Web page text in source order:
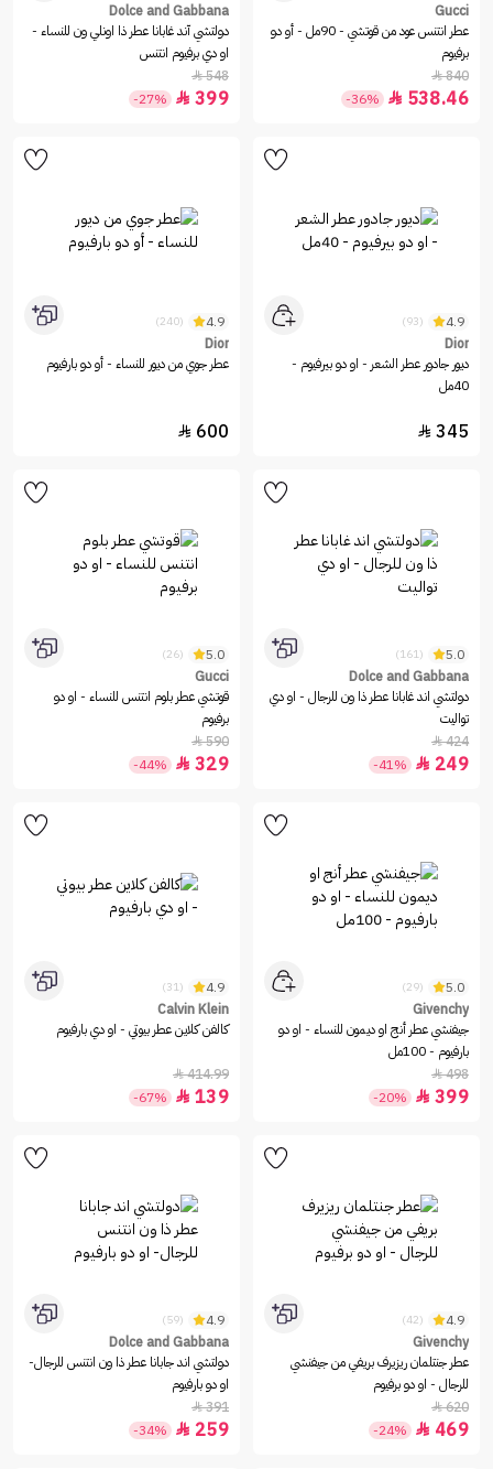
Gucci
عطر انتنس عود من قوتشي - 90مل - أو دو
برفيوم
840

538.46

-36%
Dolce and Gabbana
دولتشي آند غابانا عطر ذا اونلي ون للنساء -
او دي برفيوم انتنس
548

399

-27%
4.9
(93)
Dior
ديور جادور عطر الشعر - او دو بيرفيوم -
40مل
345

4.9
(240)
Dior
عطر جوي من ديور للنساء - أو دو بارفيوم
600

5.0
(161)
Dolce and Gabbana
دولتشي اند غابانا عطر ذا ون للرجال - او دي
تواليت
424

249

-41%
5.0
(26)
Gucci
قوتشي عطر بلوم انتنس للنساء - او دو
برفيوم
590

329

-44%
5.0
(29)
Givenchy
جيفنشي عطر أنج او ديمون للنساء - او دو
بارفيوم - 100مل
498

399

-20%
4.9
(31)
Calvin Klein
كالفن كلاين عطر بيوتي - او دي بارفيوم
414.99

139

-67%
4.9
(42)
Givenchy
عطر جنتلمان ريزيرف بريفي من جيفنشي
للرجال - او دو برفيوم
620

469

-24%
4.9
(59)
Dolce and Gabbana
دولتشي اند جابانا عطر ذا ون انتنس للرجال-
او دو بارفيوم
391

259

-34%